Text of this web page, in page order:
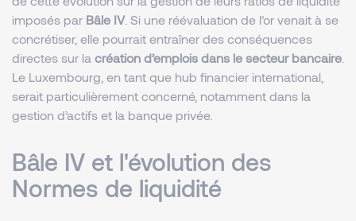
imposés par Bâle IV. Si une réévaluation de l’or venait à se
concrétiser, elle pourrait entraîner des conséquences
directes sur la création d’emplois dans le secteur bancaire
Le Luxembourg, en tant que hub financier international,
serait particulièrement concerné, notamment dans la
gestion d’actifs et la banque privée.
Bâle IV et l'évolution des
Normes de liquidité